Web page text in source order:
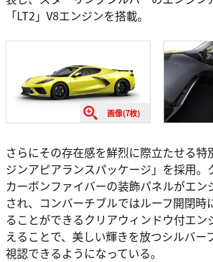
「LT2」V8エンジンを搭載。
画像(7枚)
さらにその存在感を鮮烈に際立たせる特
ジンアピアランスパッケージ」を採用。
カーボンファイバーの装飾パネルがエ
され、コンバーチブルではルーフ開閉時
ることができるクリアウィンドウ付エ
えることで、美しい輝きを放つシルバー
視認できるようになっている。